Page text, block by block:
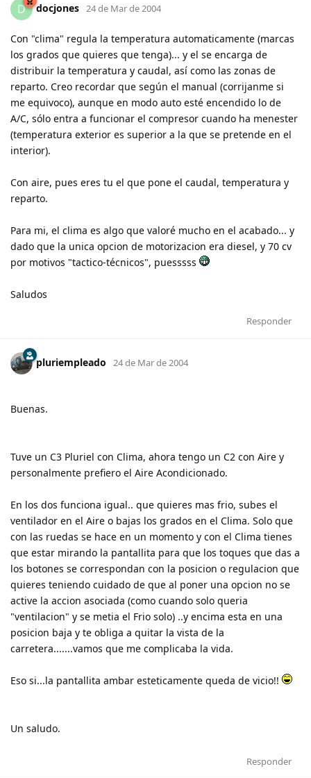
D docjones 24 de Mar de 2004
Con "clima" regula la temperatura automaticamente (marcas
los grados que quieres que tenga)... y el se encarga de
distribuir la temperatura y caudal, así como las zonas de
reparto. Creo recordar que según el manual (corrijanme si
me equivoco), aunque en modo auto esté encendido lo de
A/C, sólo entra a funcionar el compresor cuando ha menester
(temperatura exterior es superior a la que se pretende en el
interior).
Con aire, pues eres tu el que pone el caudal, temperatura y
reparto.
Para mi, el clima es algo que valoré mucho en el acabado... y
dado que la unica opcion de motorizacion era diesel, y 70 cv
por motivos "tactico-técnicos", puesssss
Saludos
Responder
pluriempleado 24 de Mar de 2004
Buenas.
Tuve un C3 Pluriel con Clima, ahora tengo un C2 con Aire y
personalmente prefiero el Aire Acondicionado.
En los dos funciona igual.. que quieres mas frio, subes el
ventilador en el Aire o bajas los grados en el Clima. Solo que
con las ruedas se hace en un momento y con el Clima tienes
que estar mirando la pantallita para que los toques que das a
los botones se correspondan con la posicion o regulacion que
quieres teniendo cuidado de que al poner una opcion no se
active la accion asociada (como cuando solo queria
"ventilacion" y se metia el Frio solo) ..y encima esta en una
posicion baja y te obliga a quitar la vista de la
carretera.......vamos que me complicaba la vida.
Eso si...la pantallita ambar esteticamente queda de vicio!!
Un saludo.
Responder